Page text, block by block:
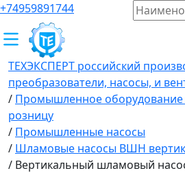
+74959891744
ТЕХЭКСПЕРТ российский
преобразователи, насосы, и
/ Промышленное оборудование
розницу
/ Промышленные насосы
/ Шламовые насосы ВШН
/ Вертикальный шламовый